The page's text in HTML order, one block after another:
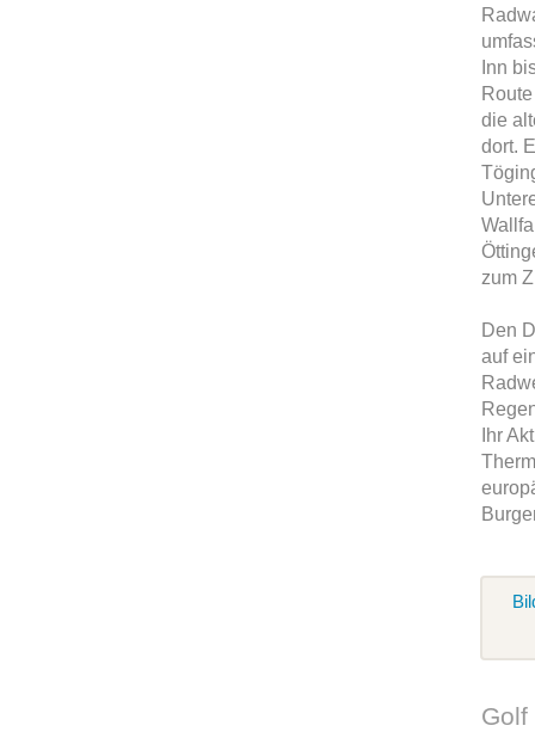
Inn
die
dort.
zum
Den
auf
Ihr
Golf